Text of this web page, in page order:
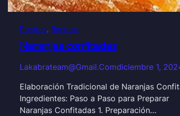
Postres, Recetas
Naranjas confitadas
Lakabrateam@gmail.comdiciembre 1,
Elaboración Tradicional de Naranjas
Ingredientes: Paso a Paso para Preparar
Naranjas Confitadas 1. Preparación…